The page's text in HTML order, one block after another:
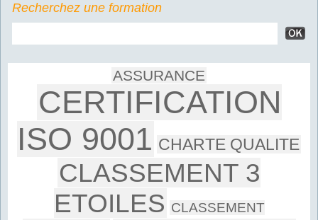
Recherchez une formation
ASSURANCE
CERTIFICATION
ISO 9001 CHARTE QUALITE
CLASSEMENT 3
ETOILES CLASSEMENT